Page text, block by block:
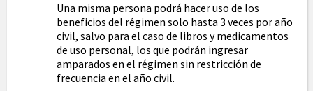
Una misma persona podrá hacer uso de los
beneficios del régimen solo hasta 3 veces por año
civil, salvo para el caso de libros y medicamentos
de uso personal, los que podrán ingresar
amparados en el régimen sin restricción de
frecuencia en el año civil.